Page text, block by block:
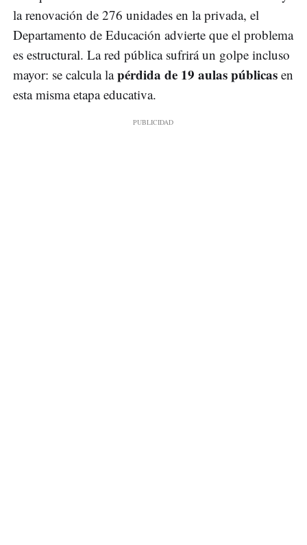
la renovación de 276 unidades en la privada, el
Departamento de Educación advierte que el problema
es estructural. La red pública sufrirá un golpe incluso
mayor: se calcula lapérdida de 19 aulas públicas en
esta misma etapa educativa.